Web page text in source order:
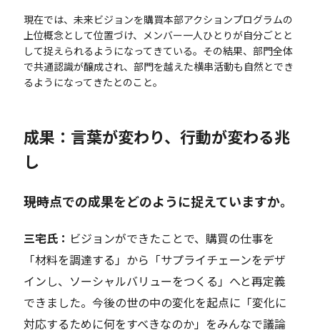
現在では、未来ビジョンを購買本部アクションプログラムの
上位概念として位置づけ、メンバー一人ひとりが自分ごとと
して捉えられるようになってきている。その結果、部門全体
で共通認識が醸成され、部門を越えた横串活動も自然とでき
るようになってきたとのこと。
成果：言葉が変わり、行動が変わる兆
し
――現時点での成果をどのように捉えていますか。
三宅氏： ビジョンができたことで、購買の仕事を
「材料を調達する」から「サプライチェーンをデザ
インし、ソーシャルバリューをつくる」へと再定義
できました。今後の世の中の変化を起点に「変化に
対応するために何をすべきなのか」をみんなで議論